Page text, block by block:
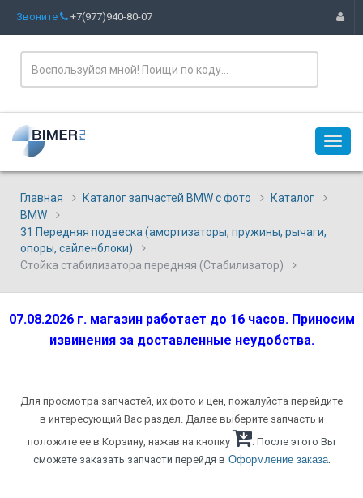
Звоните +7(977)940-80-07
Главная Каталог запчастей BMW с фото
Каталог
BMW
31 Передняя подвеска (амортизаторы, пружины, рычаги,
опоры, сайленблоки)
Стойка стабилизатора передняя (Стабилизатор)
07.08.2026 г. магазин работает до 16 часов. Приносим
извинения за доставленные неудобства.
Для просмотра запчастей, их фото и цен, пожалуйста перейдите
в интересующий Вас раздел. Далее выберите запчасть и
положите ее в Корзину, нажав на кнопку
. После этого Вы
сможете заказать запчасти перейдя в Оформление заказа.